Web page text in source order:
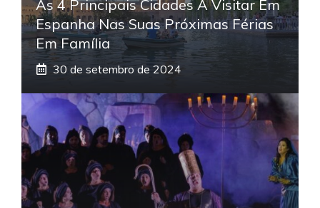
As 4 Principais Cidades A Visitar Em
Espanha Nas Suas Próximas Férias
Em Família
30 de setembro de 2024